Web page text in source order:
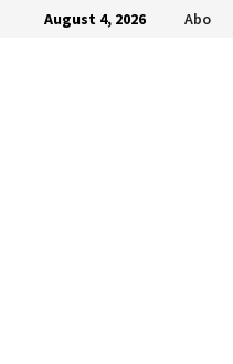
ZurückAugust 4, 2026 Abo